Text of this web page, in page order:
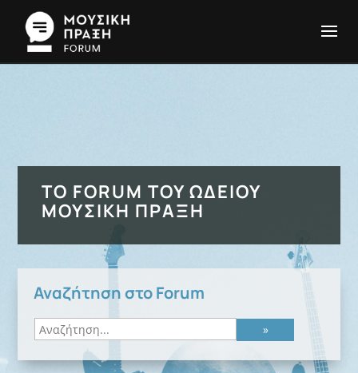
ΤΟ FORUM ΤΟΥ ΩΔΕΊΟΥ
ΜΟΥΣΙΚΉ ΠΡΆΞΗ
Αναζήτηση στο Forum